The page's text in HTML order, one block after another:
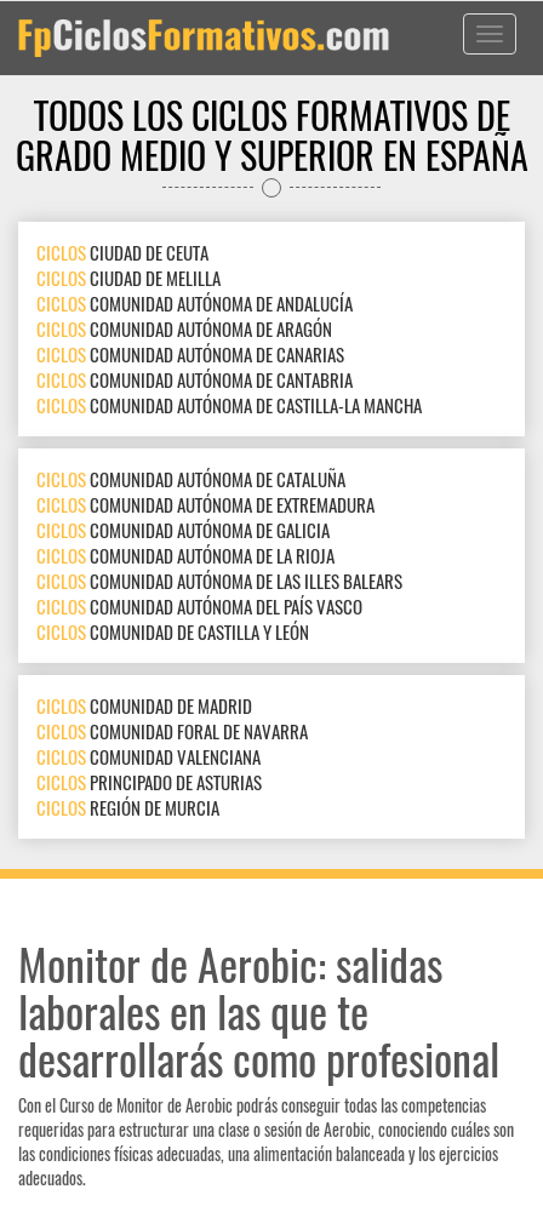
Toggle
TODOS LOS CICLOS FORMATIVOS DE
GRADO MEDIO Y SUPERIOR EN ESPAÑA
CICLOSCIUDAD DE CEUTA
CICLOSCIUDAD DE MELILLA
CICLOSCOMUNIDAD AUTÓNOMA DE ANDALUCÍA
CICLOSCOMUNIDAD AUTÓNOMA DE ARAGÓN
CICLOSCOMUNIDAD AUTÓNOMA DE CANARIAS
CICLOSCOMUNIDAD AUTÓNOMA DE CANTABRIA
CICLOSCOMUNIDAD AUTÓNOMA DE CASTILLA-LA MANCHA
CICLOSCOMUNIDAD AUTÓNOMA DE CATALUÑA
CICLOSCOMUNIDAD AUTÓNOMA DE EXTREMADURA
CICLOSCOMUNIDAD AUTÓNOMA DE GALICIA
CICLOSCOMUNIDAD AUTÓNOMA DE LA RIOJA
CICLOSCOMUNIDAD AUTÓNOMA DE LAS ILLES BALEARS
CICLOSCOMUNIDAD AUTÓNOMA DEL PAÍS VASCO
CICLOSCOMUNIDAD DE CASTILLA Y LEÓN
CICLOSCOMUNIDAD DE MADRID
CICLOSCOMUNIDAD FORAL DE NAVARRA
CICLOSCOMUNIDAD VALENCIANA
CICLOSPRINCIPADO DE ASTURIAS
CICLOSREGIÓN DE MURCIA
Monitor de Aerobic: salidas
laborales en las que te
desarrollarás como profesional
Con el Curso de Monitor de Aerobic podrás conseguir todas las competencias
requeridas para estructurar una clase o sesión de Aerobic, conociendo cuáles son
las condiciones físicas adecuadas, una alimentación balanceada y los ejercicios
adecuados.